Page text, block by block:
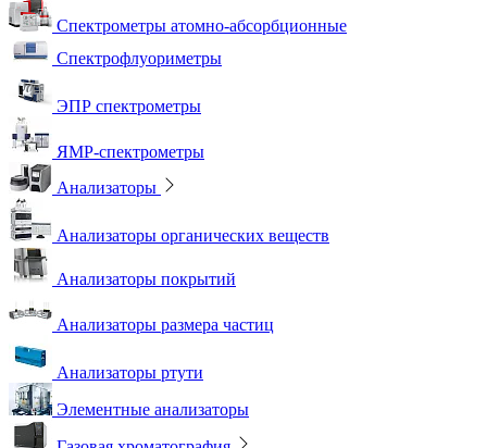
Спектрометры атомно-абсорбционные
Спектрофлуориметры
ЭПР спектрометры
ЯМР-спектрометры
Анализаторы
Анализаторы органических веществ
Анализаторы покрытий
Анализаторы размера частиц
Анализаторы ртути
Элементные анализаторы